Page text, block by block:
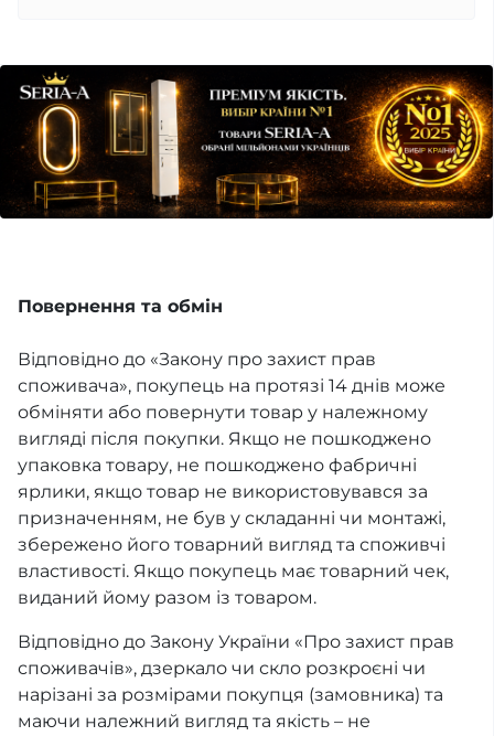
Повернення та обмін
Відповідно до «Закону про захист прав
споживача», покупець на протязі 14 днів може
обміняти або повернути товар у належному
вигляді після покупки. Якщо не пошкоджено
упаковка товару, не пошкоджено фабричні
ярлики, якщо товар не використовувався за
призначенням, не був у складанні чи монтажі,
збережено його товарний вигляд та споживчі
властивості. Якщо покупець має товарний чек,
виданий йому разом із товаром.
Відповідно до Закону України «Про захист прав
споживачів», дзеркало чи скло розкроєні чи
нарізані за розмірами покупця (замовника) та
маючи належний вигляд та якість – не